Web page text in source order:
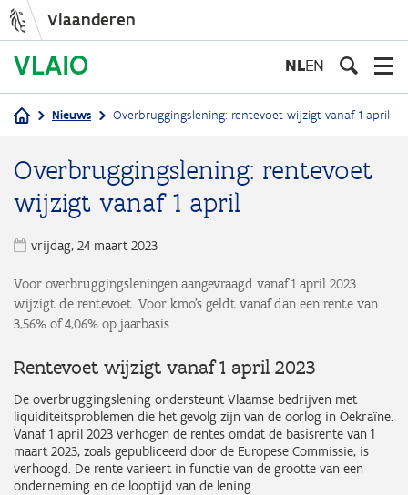
inhoud
Vlaanderen
NLEN
Nieuws Overbruggingslening: rentevoet wijzigt vanaf 1 april
Overbruggingslening: rentevoet
wijzigt vanaf 1 april
vrijdag, 24 maart 2023
Voor overbruggingsleningen aangevraagd vanaf 1 april 2023
wijzigt de rentevoet. Voor kmo's geldt vanaf dan een rente van
3,56% of 4,06% op jaarbasis.
Rentevoet wijzigt vanaf 1 april 2023
De overbruggingslening ondersteunt Vlaamse bedrijven met
liquiditeitsproblemen die het gevolg zijn van de oorlog in Oekraïne.
Vanaf 1 april 2023 verhogen de rentes omdat de basisrente van 1
maart 2023, zoals gepubliceerd door de Europese Commissie, is
verhoogd. De rente varieert in functie van de grootte van een
onderneming en de looptijd van de lening.